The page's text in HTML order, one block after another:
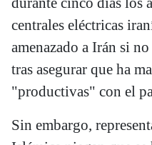
centrales eléctricas
amenazado a Irán si
tras asegurar que ha
"productivas" con el
Sin embargo,